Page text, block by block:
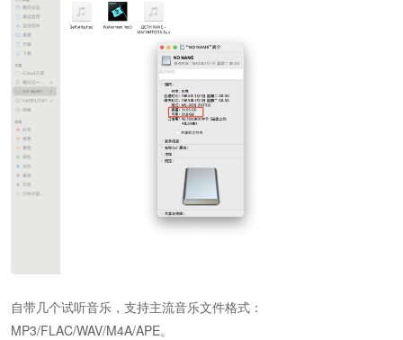
自带几个试听音乐，支持主流音乐文件格式：
MP3/FLAC/WAV/M4A/APE。